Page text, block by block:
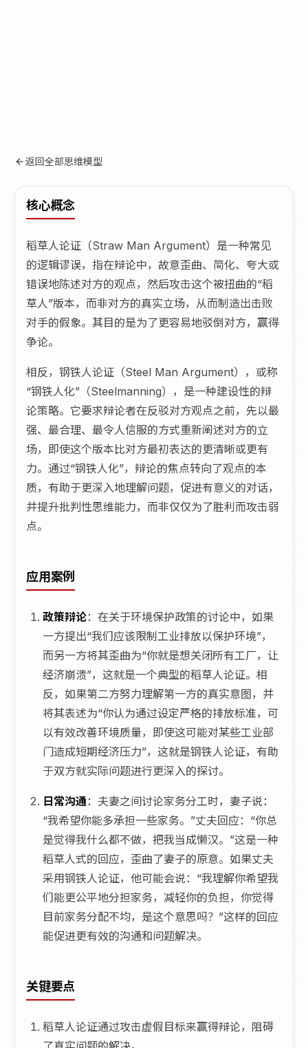
返回全部思维模型
核心概念
稻草人论证（Straw Man Argument）是一种常见
的逻辑谬误，指在辩论中，故意歪曲、简化、夸大或
错误地陈述对方的观点，然后攻击这个被扭曲的“稻
草人”版本，而非对方的真实立场，从而制造出击败
对手的假象。其目的是为了更容易地驳倒对方，赢得
争论。
相反，钢铁人论证（Steel Man Argument），或称
“钢铁人化”（Steelmanning），是一种建设性的辩
论策略。它要求辩论者在反驳对方观点之前，先以最
强、最合理、最令人信服的方式重新阐述对方的立
场，即使这个版本比对方最初表达的更清晰或更有
力。通过“钢铁人化”，辩论的焦点转向了观点的本
质，有助于更深入地理解问题，促进有意义的对话，
并提升批判性思维能力，而非仅仅为了胜利而攻击弱
点。
应用案例
政策辩论：在关于环境保护政策的讨论中，如果
一方提出“我们应该限制工业排放以保护环境”，
而另一方将其歪曲为“你就是想关闭所有工厂，让
经济崩溃”，这就是一个典型的稻草人论证。相
反，如果第二方努力理解第一方的真实意图，并
将其表述为“你认为通过设定严格的排放标准，可
以有效改善环境质量，即使这可能对某些工业部
门造成短期经济压力”，这就是钢铁人论证，有助
于双方就实际问题进行更深入的探讨。
日常沟通：夫妻之间讨论家务分工时，妻子说：
“我希望你能多承担一些家务。”丈夫回应：“你总
是觉得我什么都不做，把我当成懒汉。”这是一种
稻草人式的回应，歪曲了妻子的原意。如果丈夫
采用钢铁人论证，他可能会说：“我理解你希望我
们能更公平地分担家务，减轻你的负担，你觉得
目前家务分配不均，是这个意思吗？”这样的回应
能促进更有效的沟通和问题解决。
关键要点
稻草人论证通过攻击虚假目标来赢得辩论，阻碍